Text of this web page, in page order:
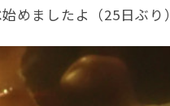
めましたよ（25日ぶり）